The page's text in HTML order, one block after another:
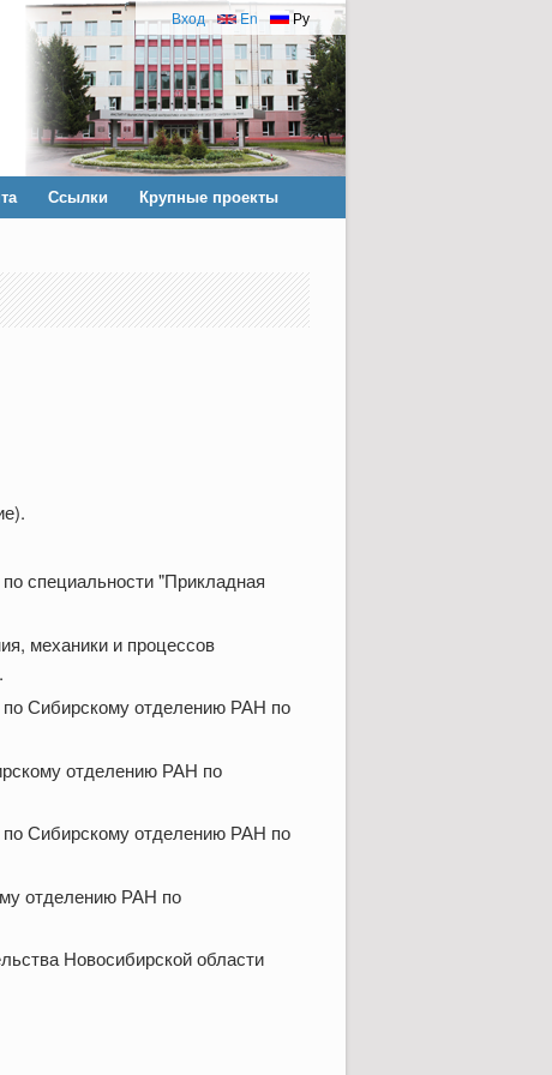
Ру
En
Вход
Ссылки Крупные проекты
специальности "Прикладная
механики и процессов
Сибирскому отделению РАН по
отделению РАН по
Сибирскому отделению РАН по
отделению РАН по
Новосибирской области